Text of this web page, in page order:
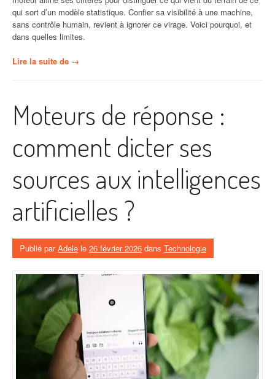
qui sort d’un modèle statistique. Confier sa visibilité à une machine,
sans contrôle humain, revient à ignorer ce virage. Voici pourquoi, et
dans quelles limites.
Lire la suite de « Pourquoi
à
pour
rédiger
contenus
→
Moteurs de réponse :
comment dicter ses
sources aux intelligences
artificielles ?
Publié parAdele le 26 février 2026 dans Technologie